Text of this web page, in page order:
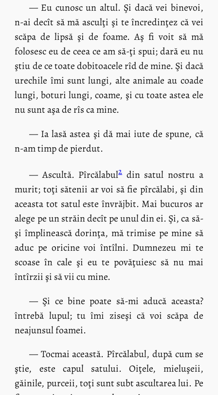
— Eu cunosc un altul. Şi dacă vei binevoi,
n-ai decît să mă asculţi şi te încredinţez că vei
scăpa de lipsă şi de foame. Aş fi voit să mă
folosesc eu de ceea ce am să-ţi spui; dară eu nu
ştiu de ce toate dobitoacele rîd de mine. Şi dacă
urechile îmi sunt lungi, alte animale au coade
lungi, boturi lungi, coame, şi cu toate astea ele
nu sunt aşa de rîs ca mine.
— Ia lasă astea şi dă mai iute de spune, că
n-am timp de pierdut.
— Ascultă. Pîrcălabul2din satul nostru a
murit; toţi sătenii ar voi să fie pîrcălabi, şi din
aceasta tot satul este învrăjbit. Mai bucuros ar
alege pe un străin decît pe unul din ei. Şi, ca să-
şi împlinească dorinţa, mă trimise pe mine să
aduc pe oricine voi întîlni. Dumnezeu mi te
scoase în cale şi eu te povăţuiesc să nu mai
întîrzii şi să vii cu mine.
— Şi ce bine poate să-mi aducă aceasta?
întrebă lupul; tu îmi ziseşi că voi scăpa de
neajunsul foamei.
— Tocmai această. Pîrcălabul, după cum se
ştie, este capul satului. Oiţele, mieluşeii,
găinile, purceii, toţi sunt subt ascultarea lui. Pe